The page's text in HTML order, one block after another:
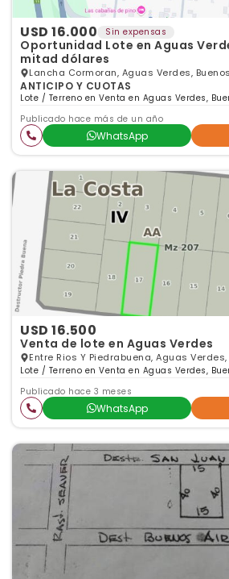
USD 16.000 Sin expensas
Oportunidad Lote en Aguas
mitad dólares
Lancha Cormoran, Aguas Verdes,
ANTICIPO Y CUOTAS
Lote / Terreno en Venta en Aguas Verdes,
Publicado hace más de un año
WhatsApp
USD 16.500
Venta de lote en Aguas Verdes
Entre Rios Y Piedrabuena, Aguas
Lote / Terreno en Venta en Aguas Verdes,
Publicado hace 3 meses
WhatsApp